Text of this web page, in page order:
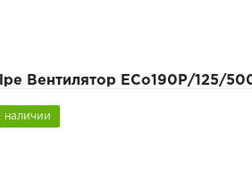
Вентилятор ECo190Р/125/
наличии